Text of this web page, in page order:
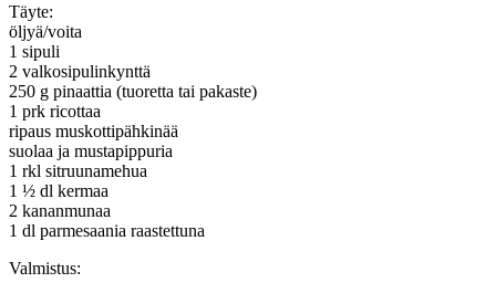
Täyte:
öljyä/voita
1 sipuli
2 valkosipulinkynttä
250 g pinaattia (tuoretta tai pakaste)
1 prk ricottaa
ripaus muskottipähkinää
suolaa ja mustapippuria
1 rkl sitruunamehua
1 ½ dl kermaa
2 kananmunaa
1 dl parmesaania raastettuna
Valmistus: